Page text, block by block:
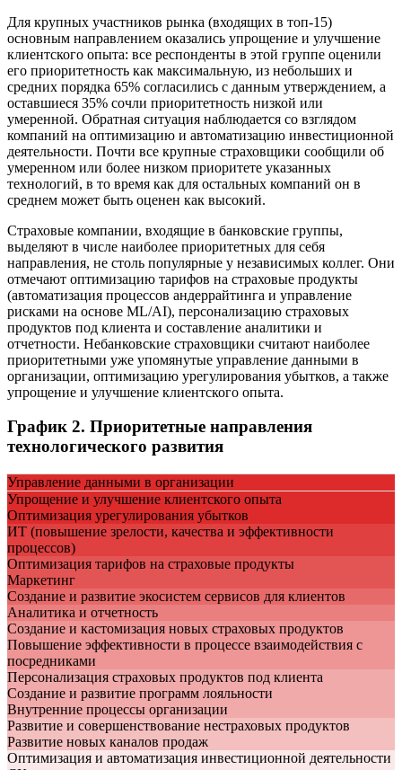
Для крупных участников рынка (входящих в топ-15)
основным направлением оказались упрощение и улучшение
клиентского опыта: все респонденты в этой группе оценили
его приоритетность как максимальную, из небольших и
средних порядка 65% согласились с данным утверждением, а
оставшиеся 35% сочли приоритетность низкой или
умеренной. Обратная ситуация наблюдается со взглядом
компаний на оптимизацию и автоматизацию инвестиционной
деятельности. Почти все крупные страховщики сообщили об
умеренном или более низком приоритете указанных
технологий, в то время как для остальных компаний он в
среднем может быть оценен как высокий.
Страховые компании, входящие в банковские группы,
выделяют в числе наиболее приоритетных для себя
направления, не столь популярные у независимых коллег. Они
отмечают оптимизацию тарифов на страховые продукты
(автоматизация процессов андеррайтинга и управление
рисками на основе ML/AI), персонализацию страховых
продуктов под клиента и составление аналитики и
отчетности. Небанковские страховщики считают наиболее
приоритетными уже упомянутые управление данными в
организации, оптимизацию урегулирования убытков, а также
упрощение и улучшение клиентского опыта.
График 2. Приоритетные направления
технологического развития
Управление данными в организации
Упрощение и улучшение клиентского опыта
Оптимизация урегулирования убытков
ИТ (повышение зрелости, качества и эффективности
процессов)
Оптимизация тарифов на страховые продукты
Маркетинг
Создание и развитие экосистем сервисов для клиентов
Аналитика и отчетность
Создание и кастомизация новых страховых продуктов
Повышение эффективности в процессе взаимодействия с
посредниками
Персонализация страховых продуктов под клиента
Создание и развитие программ лояльности
Внутренние процессы организации
Развитие и совершенствование нестраховых продуктов
Развитие новых каналов продаж
Оптимизация и автоматизация инвестиционной деятельности